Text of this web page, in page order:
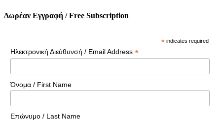
Δωρέαν Εγγραφή / Free Subscription
* indicates required
Ηλεκτρονική Διεύθυνσή / Email Address *
Όνομα / First Name
Επώνυμο / Last Name